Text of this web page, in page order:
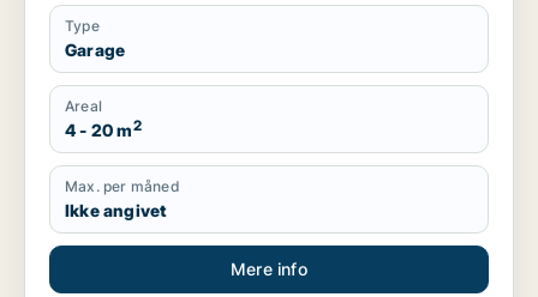
Type
Garage
Areal
4 - 20 m2
Max. per måned
Ikke angivet
Mere info